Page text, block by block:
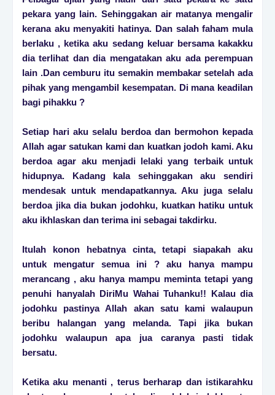
pekara yang lain. Sehinggakan air matanya mengalir
kerana aku menyakiti hatinya. Dan salah faham mula
berlaku , ketika aku sedang keluar bersama kakakku
dia terlihat dan dia mengatakan aku ada perempuan
lain .Dan cemburu itu semakin membakar setelah ada
pihak yang mengambil kesempatan. Di mana keadilan
bagi pihakku ?
Setiap hari aku selalu berdoa dan bermohon kepada
Allah agar satukan kami dan kuatkan jodoh kami. Aku
berdoa agar aku menjadi lelaki yang terbaik untuk
hidupnya. Kadang kala sehinggakan aku sendiri
mendesak untuk mendapatkannya. Aku juga selalu
berdoa jika dia bukan jodohku, kuatkan hatiku untuk
aku ikhlaskan dan terima ini sebagai takdirku.
Itulah konon hebatnya cinta, tetapi siapakah aku
untuk mengatur semua ini ? aku hanya mampu
merancang , aku hanya mampu meminta tetapi yang
penuhi hanyalah DiriMu Wahai Tuhanku!! Kalau dia
jodohku pastinya Allah akan satu kami walaupun
beribu halangan yang melanda. Tapi jika bukan
jodohku walaupun apa jua caranya pasti tidak
bersatu.
Ketika aku menanti , terus berharap dan istikarahku